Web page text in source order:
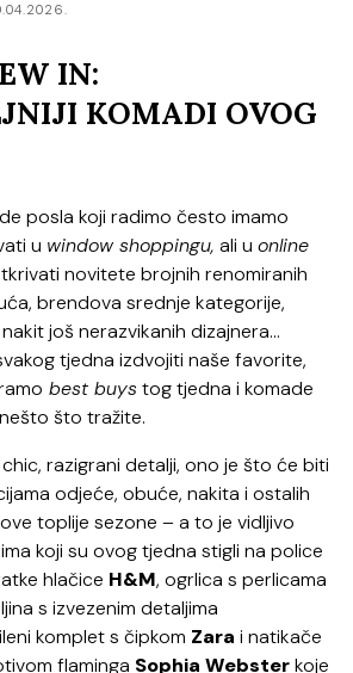
IN:
KOMADI OVOG
posla koji radimo često imamo
u window shoppingu, ali uonline
novitete brojnih renomiranih
brendova srednje kategorije,
još nerazvikanih dizajnera…
tjedna izdvojiti naše favorite,
best buys tog tjedna i komade
što tražite.
razigrani detalji, ono je što će biti
odjeće, obuće, nakita i ostalih
toplije sezone – a to je vidljivo
koji su ovog tjedna stigli na police
hlačice H&M, ogrlica s perlicama
s izvezenim detaljima
komplet s čipkom Zara i natikače
flaminga Sophia Websterkoje